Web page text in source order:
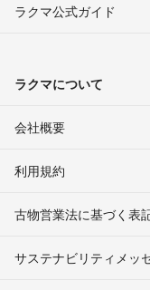
ラクマ公式ガイド
ラクマについて
会社概要
利用規約
古物営業法に基づく表
サステナビリティメッ